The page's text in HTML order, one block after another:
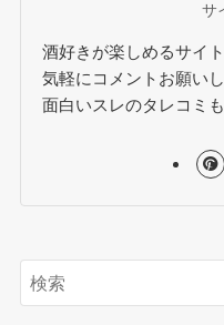
サ
酒好きが楽しめるサイ
気軽にコメントお願いし
面白いスレのタレコミ